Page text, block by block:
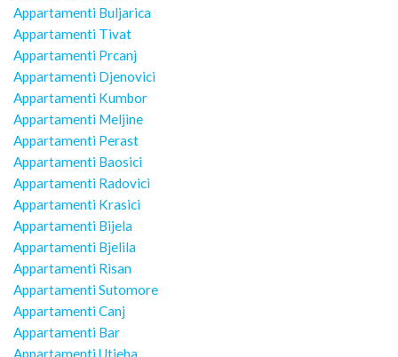
Appartamenti Buljarica
Appartamenti Tivat
Appartamenti Prcanj
Appartamenti Djenovici
Appartamenti Kumbor
Appartamenti Meljine
Appartamenti Perast
Appartamenti Baosici
Appartamenti Radovici
Appartamenti Krasici
Appartamenti Bijela
Appartamenti Bjelila
Appartamenti Risan
Appartamenti Sutomore
Appartamenti Canj
Appartamenti Bar
Appartamenti Utjeha